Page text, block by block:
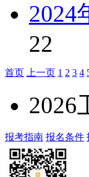
2024
22
首页 上一页 1 2 3 4
2026
报考指南 报名条件